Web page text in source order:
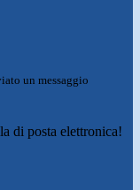
un messaggio
di posta elettronica!